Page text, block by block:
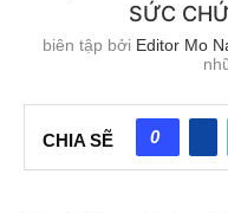
SỨC
biên tập bởi Editor Mo
CHIA SẼ 0